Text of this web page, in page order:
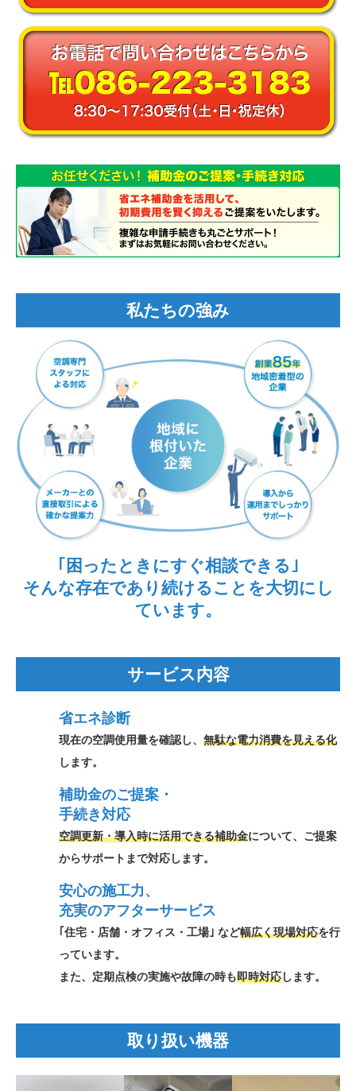
私たちの強み
｢困ったときにすぐ相談できる｣
そんな存在であり続けることを大切にし
ています。
サービス内容
省エネ診断
現在の空調使用量を確認し、 無駄な電力消費を見える化
します。
補助金のご提案・
手続き対応
空調更新・導入時に活用できる補助金について、 ご提案
からサポートまで対応します。
安心の施工力、
充実のアフターサービス
｢住宅・店舗・オフィス・工場｣ など幅広く現場対応を行
っています。
また、定期点検の実施や故障の時も即時対応します。
取り扱い機器